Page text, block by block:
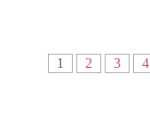
1 2 3 4